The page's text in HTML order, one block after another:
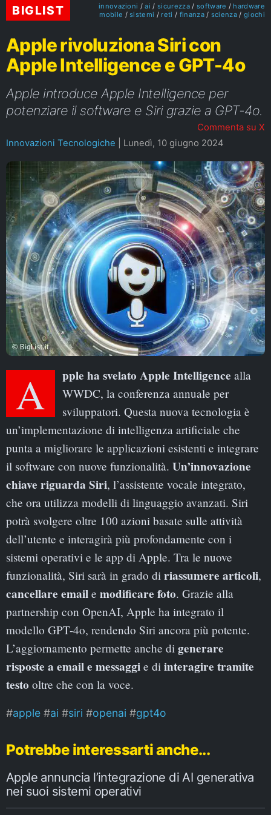
BIGLIST innovazioni ai sicurezza software
hardware
mobile
sistemi reti finanza scienza giochi
Apple rivoluziona Siri con
Apple Intelligence e GPT-4o
Apple introduce Apple Intelligence per
potenziare il software e Siri grazie a GPT-4o.
Commenta su X
Innovazioni Tecnologiche
Lunedì, 10 giugno 2024
Apple ha svelato Apple Intelligence alla
WWDC, la conferenza annuale per
sviluppatori. Questa nuova tecnologia è
un’implementazione di intelligenza artificiale che
punta a migliorare le applicazioni esistenti e integrare
il software con nuove funzionalità. Un’innovazione
chiave riguarda Siri, l’assistente vocale integrato,
che ora utilizza modelli di linguaggio avanzati. Siri
potrà svolgere oltre 100 azioni basate sulle attività
dell’utente e interagirà più profondamente con i
sistemi operativi e le app di Apple. Tra le nuove
funzionalità, Siri sarà in grado di riassumere articoli,
cancellare email e modificare foto. Grazie alla
partnership con OpenAI, Apple ha integrato il
modello GPT-4o, rendendo Siri ancora più potente.
L’aggiornamento permette anche di generare
risposte a email e messaggi e di interagire tramite
testo oltre che con la voce.
apple ai siri openai gpt4o
Potrebbe interessarti anche...
Apple annuncia l’integrazione di AI generativa
nei suoi sistemi operativi